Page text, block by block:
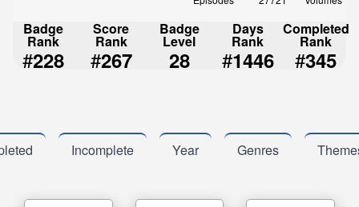
Badge
Rank
#228
Score
Rank
#267
Badge
Level
28
Days
Rank
#1446
Completed
Rank
#345
Incomplete Year Genres